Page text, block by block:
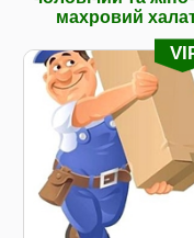
махровий